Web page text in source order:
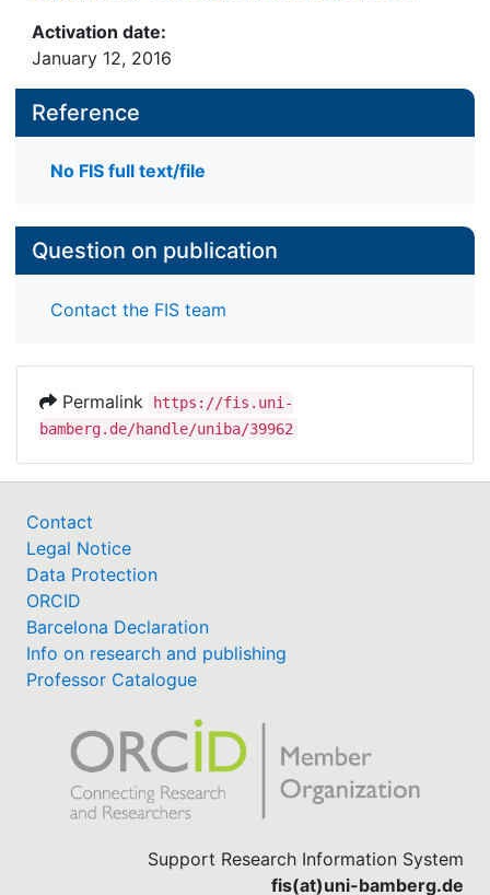
Activation date:
January 12, 2016
Reference
No FIS full text/file
Question on publication
Contact the FIS team
Permalink
https://fis.uni-
bamberg.de/handle/uniba/39962
Contact
Legal Notice
Data Protection
ORCID
Barcelona Declaration
Info on research and publishing
Professor Catalogue
Support Research Information System
fis(at)uni-bamberg.de